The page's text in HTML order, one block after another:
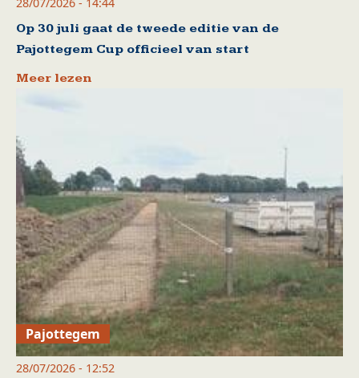
Op 30 juli gaat de tweede editie van de
Pajottegem Cup officieel van start
Meer lezen
Pajottegem
28/07/2026 - 12:52